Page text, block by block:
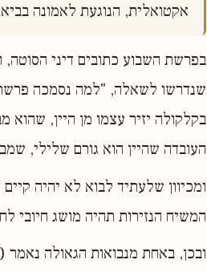
אקטואלית, הנוגעת לאמונה
בפרשת השבוע כתובים דיני הסוטה,
שנדרשו לשאלה, "למה נסמכה
בקלקולה יזיר עצמו מן היין, שהוא
העובדה שהיין הוא גורם שלילי,
ומכיוון שלעתיד לבוא לא יהיה
המשיח הנזירות תהיה מושג חיובי
ובכן, באחת מנבואות הגאולה